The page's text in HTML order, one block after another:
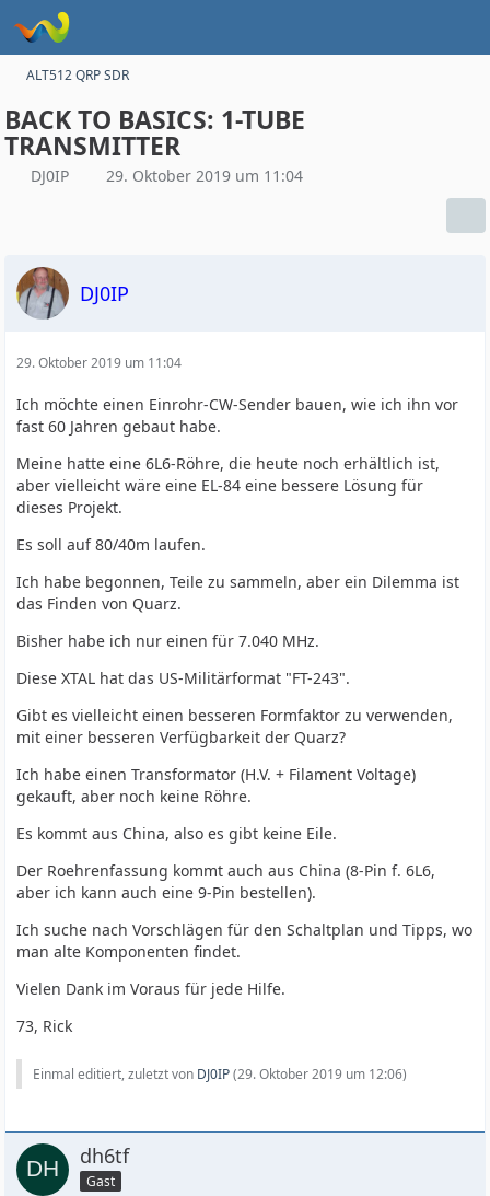
ALT512 QRP SDR
BACK TO BASICS: 1-TUBE
TRANSMITTER
DJ0IP 29. Oktober 2019 um 11:04
DJ0IP
29. Oktober 2019 um 11:04
Ich möchte einen Einrohr-CW-Sender bauen, wie ich ihn vor
fast 60 Jahren gebaut habe.
Meine hatte eine 6L6-Röhre, die heute noch erhältlich ist,
aber vielleicht wäre eine EL-84 eine bessere Lösung für
dieses Projekt.
Es soll auf 80/40m laufen.
Ich habe begonnen, Teile zu sammeln, aber ein Dilemma ist
das Finden von Quarz.
Bisher habe ich nur einen für 7.040 MHz.
Diese XTAL hat das US-Militärformat "FT-243".
Gibt es vielleicht einen besseren Formfaktor zu verwenden,
mit einer besseren Verfügbarkeit der Quarz?
Ich habe einen Transformator (H.V. + Filament Voltage)
gekauft, aber noch keine Röhre.
Es kommt aus China, also es gibt keine Eile.
Der Roehrenfassung kommt auch aus China (8-Pin f. 6L6,
aber ich kann auch eine 9-Pin bestellen).
Ich suche nach Vorschlägen für den Schaltplan und Tipps, wo
man alte Komponenten findet.
Vielen Dank im Voraus für jede Hilfe.
73, Rick
Einmal editiert, zuletzt von DJ0IP(29. Oktober 2019 um 12:06)
dh6tf
Gast